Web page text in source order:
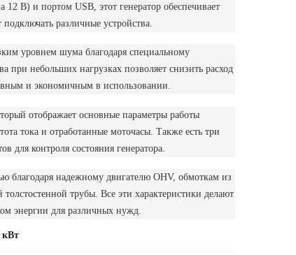
В) и портом USB, этот генератор обеспечивает
различные устройства.
уровнем шума благодаря специальному
небольших нагрузках позволяет снизить расход
и экономичным в использовании.
отображает основные параметры работы
тока и отработанные моточасы. Также есть три
для контроля состояния генератора.
благодаря надежному двигателю OHV, обмоткам из
трубы. Все эти характеристики делают
энергии для различных нужд.
кВт